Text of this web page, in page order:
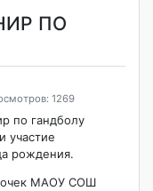
ПО
1269
по гандболу
участие
рождения.
МАОУ СОШ